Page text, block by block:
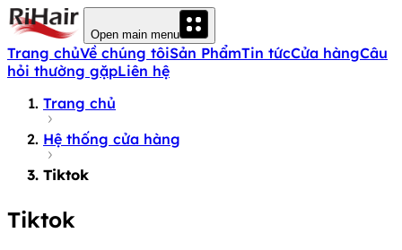
Open main menu
Trang chủVề chúng tôiSản PhẩmTin tứcCửa hàngCâu
hỏi thường gặpLiên hệ
Trang chủ
Hệ thống cửa hàng
Tiktok
Tiktok